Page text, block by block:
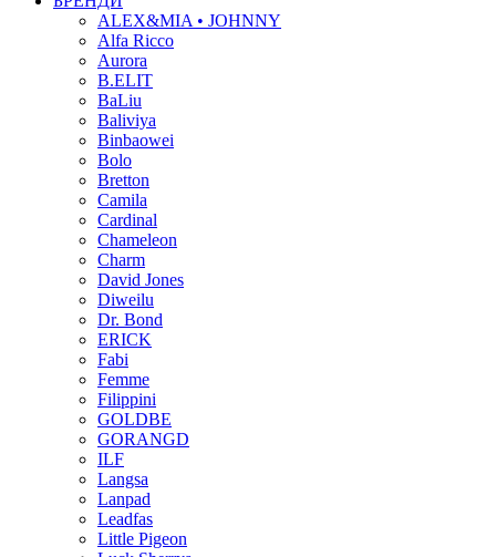
ALEX&MIA • JOHNNY
Alfa Ricco
Aurora
B.ELIT
BaLiu
Baliviya
Binbaowei
Bolo
Bretton
Camila
Cardinal
Chameleon
Charm
David Jones
Diweilu
Dr. Bond
ERICK
Fabi
Femme
Filippini
GOLDBE
GORANGD
ILF
Langsa
Lanpad
Leadfas
Little Pigeon